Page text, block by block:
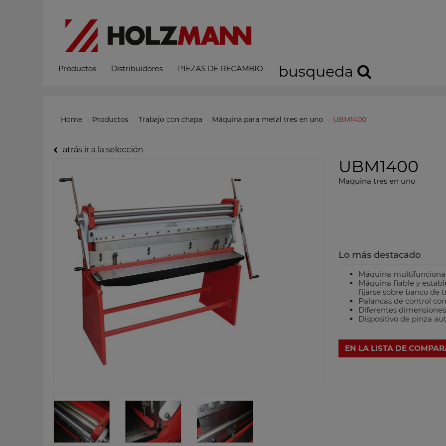
Productos Distribuidores PIEZAS DE RECAMBIO busqueda
Home Productos Trabajo con chapa Máquina para metal tres en uno UBM1400
atrás ir a la selección
UBM1400
Maquina tres en uno
Lo más destacado
Máquina
Máquina fiable y
fijarse sobre banco de
Palancas de control
Diferentes
Dispositivo de pinza
EN LA LISTA DE